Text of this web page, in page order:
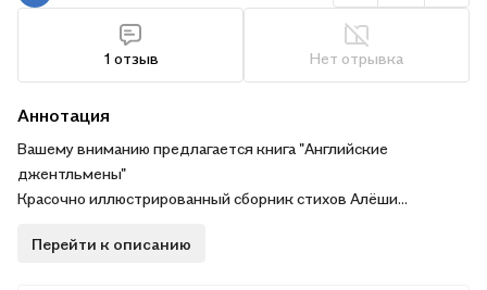
1 отзыв Нет отрывка
Аннотация
Вашему вниманию предлагается книга "Английские
джентльмены"
Красочно иллюстрированный сборник стихов Алёши
Для детей до 3-х лет.
Перейти к описанию